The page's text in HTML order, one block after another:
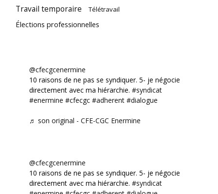
Travail temporaire Télétravail
Élections professionnelles
@cfecgcenermine
10 raisons de ne pas se syndiquer. 5- je négocie
directement avec ma hiérarchie. #syndicat
#enermine #cfecgc #adherent #dialogue
♬ son original - CFE-CGC Enermine
@cfecgcenermine
10 raisons de ne pas se syndiquer. 5- je négocie
directement avec ma hiérarchie. #syndicat